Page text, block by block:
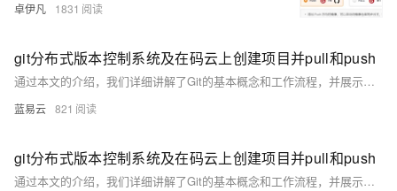
卓伊凡 1831
git分布式版本控制系统及在码云上创建项目并pull和push
通过本文的介绍，我们详细讲解了Git的基本概念和工作流程，并展示了如何在码云上创建项目及进行pull和push操作。Git作为一种分布式版本控制系统，为开发者提供了强大的工具来管理代码变更和协作开发。希望本文能帮助您更好地理解和使用Git及码云，提高开发效率和代码质量。
蓝易云 821
git分布式版本控制系统及在码云上创建项目并pull和push
通过本文的介绍，我们详细讲解了Git的基本概念和工作流程，并展示了如何在码云上创建项目及进行pull和push操作。Git作为一种分布式版本控制系统，为开发者提供了强大的工具来管理代码变更和协作开发。希望本文能帮助您更好地理解和使用Git及码云，提高开发效率和代码质量。